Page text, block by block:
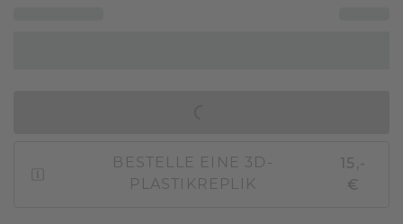
BESTELLE EINE 3D-
PLASTIKREPLIK
15,-
€